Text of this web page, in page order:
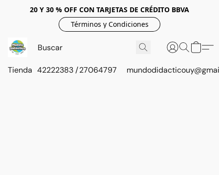
20 Y 30 % OFF CON TARJETAS DE CRÉDITO BBVA
Términos y Condiciones
Tienda 42222383 / 27064797